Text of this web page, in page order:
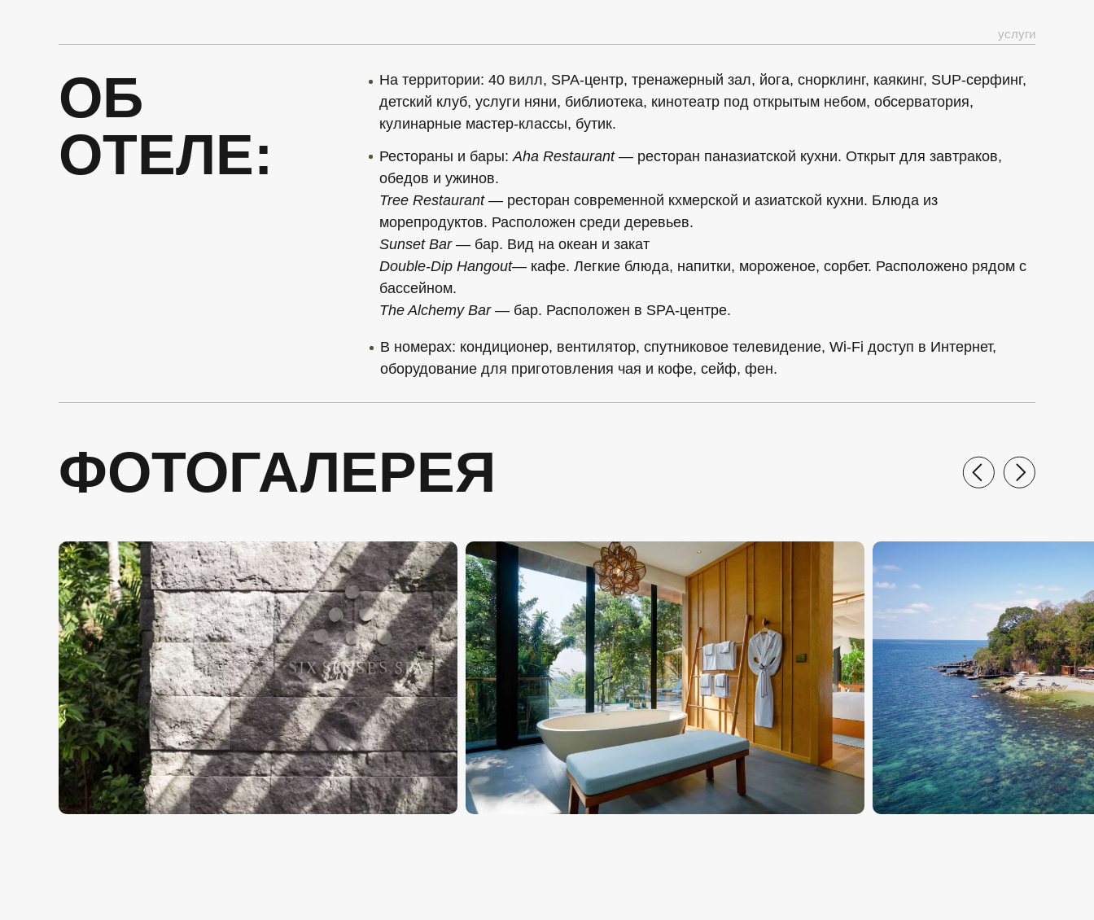
услуги
ОБ
ОТЕЛЕ:
На территории: 40 вилл, SPA-центр, тренажерный зал, йога, снорклинг, каякинг, SUP-серфинг,
детский клуб, услуги няни, библиотека, кинотеатр под открытым небом, обсерватория,
кулинарные мастер-классы, бутик.
Рестораны и бары:Aha Restaurant— ресторан паназиатской кухни. Открыт для завтраков,
обедов и ужинов.
Tree Restaurant — ресторан современной кхмерской и азиатской кухни. Блюда из
морепродуктов. Расположен среди деревьев.
Sunset Bar— бар. Вид на океан и закат
Double-Dip Hangout— кафе. Легкие блюда, напитки, мороженое, сорбет. Расположено рядом с
бассейном.
The Alchemy Bar— бар. Расположен в SPA-центре.
В номерах: кондиционер, вентилятор, спутниковое телевидение, Wi-Fi доступ в Интернет,
оборудование для приготовления чая и кофе, сейф, фен.
ФОТОГАЛЕРЕЯ